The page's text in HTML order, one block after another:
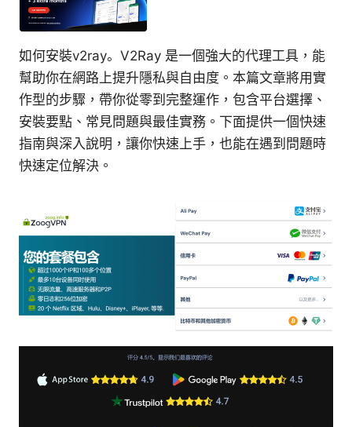
如何安裝v2ray。V2Ray 是一個強大的代理工具，能
幫助你在網路上提升隱私與自由度。本篇文章將用實
作型的步驟，帶你從零到完整運作，包含平台選擇、
安裝要點、常見問題與最佳實務。下面提供一個快速
指南與深入說明，讓你快速上手，也能在遇到問題時
快速定位解決。